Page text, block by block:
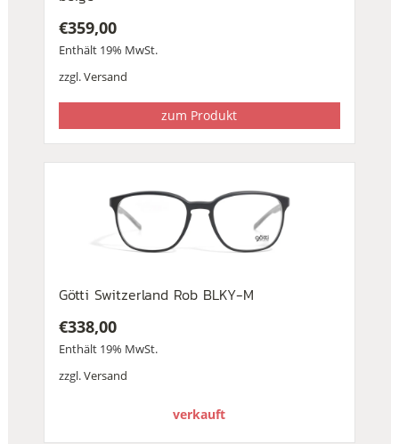
€359,00
Enthält 19% MwSt.
zzgl.Versand
zum Produkt
Götti Switzerland Rob BLKY-M
€338,00
Enthält 19% MwSt.
zzgl.Versand
verkauft